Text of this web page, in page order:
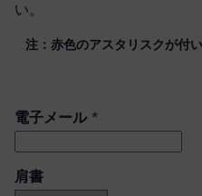
い。
注：赤色のアスタリスクが付
電子メール*
肩書 ​